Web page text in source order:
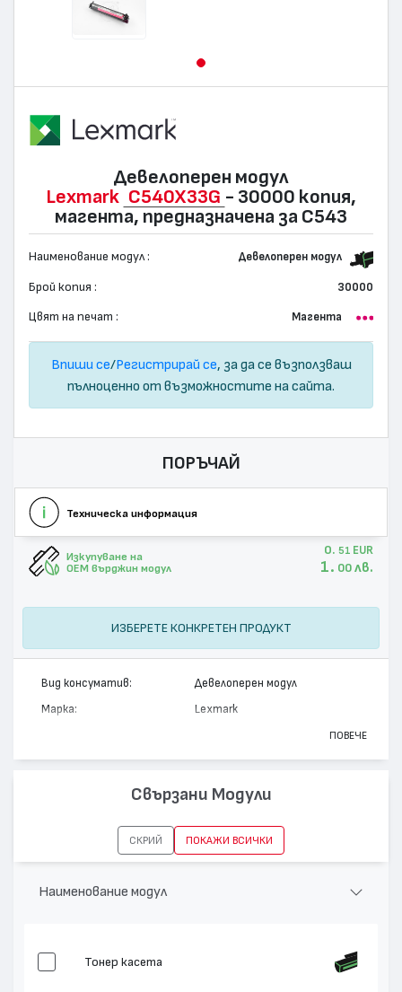
Девелоперен модул
Lexmark C540X33G - 30000 копия,
магента, предназначена за C543
Наименование модул : Девелоперен модул
Брой копия : 30000
Цвят на печат : Магента
Впиши се/Регистрирай се, за да се възползваш
пълноценно от възможностите на сайта.
ПОРЪЧАЙ
Техническа информация
Изкупуване на
OEM върджин модул
0. 51 EUR
1. 00 лв.
ИЗБЕРЕТЕ КОНКРЕТЕН ПРОДУКТ
Вид консуматив: Девелоперен модул
Марка: Lexmark
Цвят: Магента
30000
ПОВЕЧЕ
Свързани Модули
СКРИЙ ПОКАЖИ ВСИЧКИ
Наименование модул
Тонер касета